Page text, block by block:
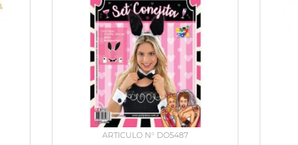
ARTICULO N° DO5487